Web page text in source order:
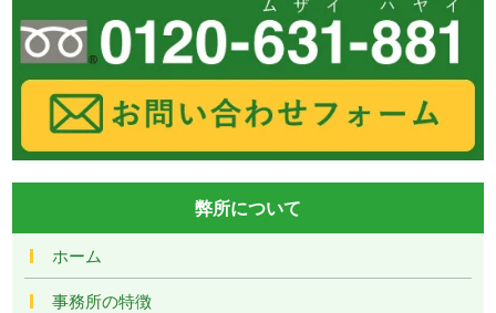
弊所について
ホーム
事務所の特徴